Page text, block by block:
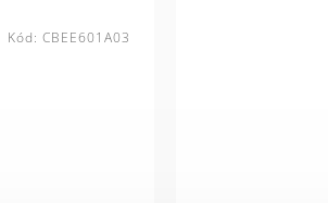
Kód: CBEE601A03